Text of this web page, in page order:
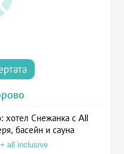
хотел Снежанка с All
басейн и сауна
all inclusive